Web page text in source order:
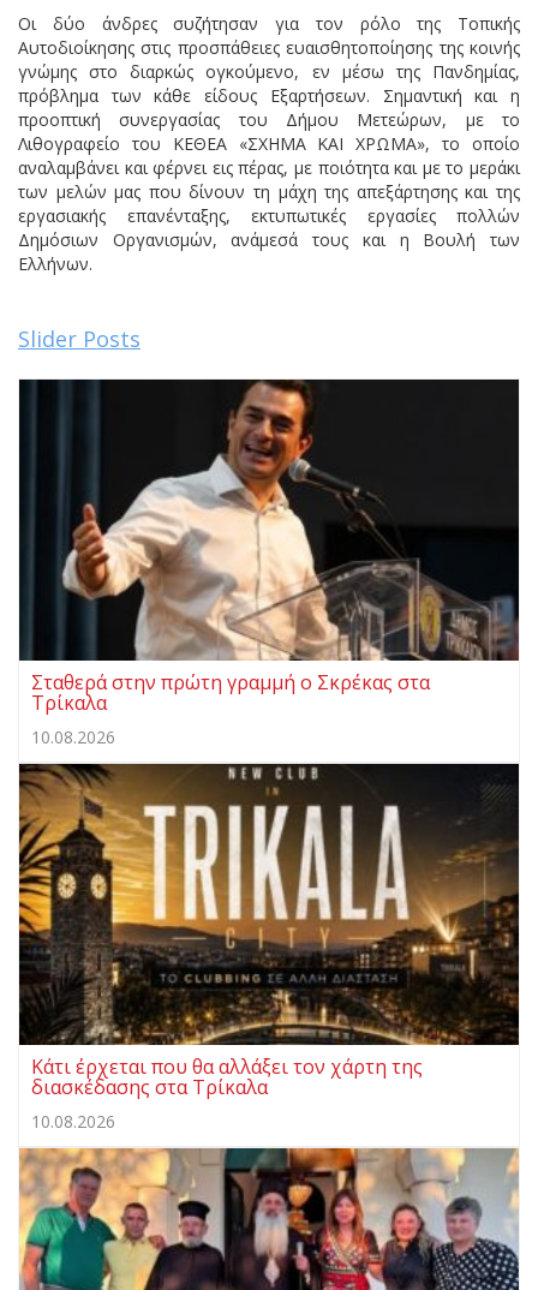
Οι δύο άνδρες συζήτησαν για τον ρόλο της Τοπικής
Αυτοδιοίκησης στις προσπάθειες ευαισθητοποίησης της κοινής
γνώμης στο διαρκώς ογκούμενο, εν μέσω της Πανδημίας,
πρόβλημα των κάθε είδους Εξαρτήσεων. Σημαντική και η
προοπτική συνεργασίας του Δήμου Μετεώρων, με το
Λιθογραφείο του ΚΕΘΕΑ «ΣΧΗΜΑ ΚΑΙ ΧΡΩΜΑ», το οποίο
αναλαμβάνει και φέρνει εις πέρας, με ποιότητα και με το μεράκι
των μελών μας που δίνουν τη μάχη της απεξάρτησης και της
εργασιακής επανένταξης, εκτυπωτικές εργασίες πολλών
Δημόσιων Οργανισμών, ανάμεσά τους και η Βουλή των
Ελλήνων.
Slider Posts
Σταθερά στην πρώτη γραμμή ο Σκρέκας στα
Τρίκαλα
10.08.2026
Κάτι έρχεται που θα αλλάξει τον χάρτη της
διασκέδασης στα Τρίκαλα
10.08.2026